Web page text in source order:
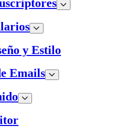
y Estilo
Emails